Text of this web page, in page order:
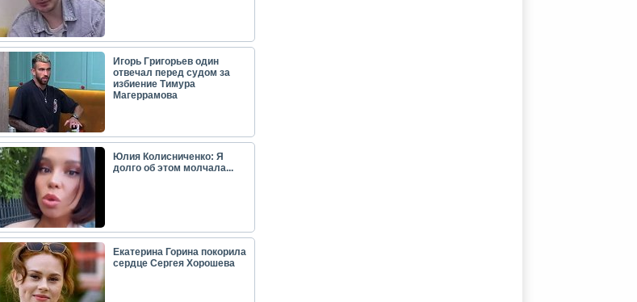
Игорь Григорьев один
отвечал перед судом за
избиение Тимура
Магеррамова
Юлия Колисниченко: Я
долго об этом молчала...
Екатерина Горина покорила
сердце Сергея Хорошева